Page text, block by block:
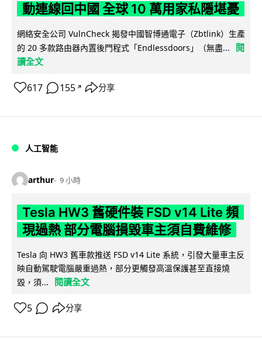
動連線回中國 全球 10 萬用家私隱堪憂
網絡安全公司 VulnCheck 揭發中國智博通電子（Zbtlink）生產
的 20 多款路由器內置後門程式「Endlessdoors」（無盡...
閱
讀全文
617 155 ↗ 分享
人工智能
arthur 9 小時
Tesla HW3 舊硬件裝 FSD v14 Lite 頻
現過熱 部分電腦損毀車主須自費維修
Tesla 向 HW3 舊車款推送 FSD v14 Lite 系統，引發大量車主反
映自動駕駛電腦嚴重過熱，部分更觸發高溫保護甚至直接燒
毀，須...
閱讀全文
5 分享